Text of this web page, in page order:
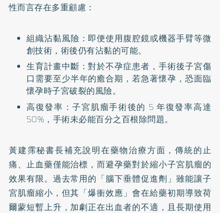
性而言存在多重顧慮：
組織沾黏風險：即便使用腹腔鏡或機器手臂等微
創技術，術後仍有沾黏的可能。
生育計畫中斷：對於不孕症患者，手術後子宮傷
口需要至少半年的癒合期，若急著懷孕，恐面臨
懷孕時子宮破裂的風險。
高復發率：子宮肌瘤手術後的 5 年復發率高達
50%，手術未必能百分之百根除問題。
黃建霈秘書長補充說明在藥物治療方面，傳統的止
痛、止血藥僅能治標，而避孕藥對於縮小子宮肌瘤的
效果有限。過去常用的「腦下垂體促進劑」雖能讓子
宮肌瘤縮小，但其「爆衝效應」會在給藥初期導致荷
爾蒙短暫上升，加劇正在出血者的不適，且長期使用